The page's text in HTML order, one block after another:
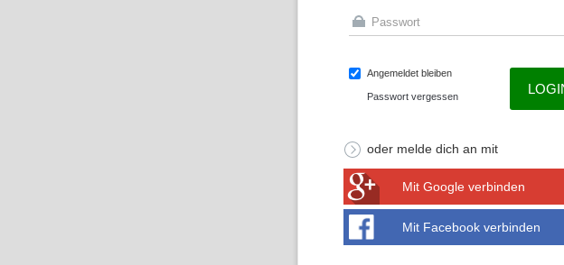
Angemeldet bleiben
Passwort vergessen
oder melde dich an mit
Mit Google verbinden
Mit Facebook verbinden